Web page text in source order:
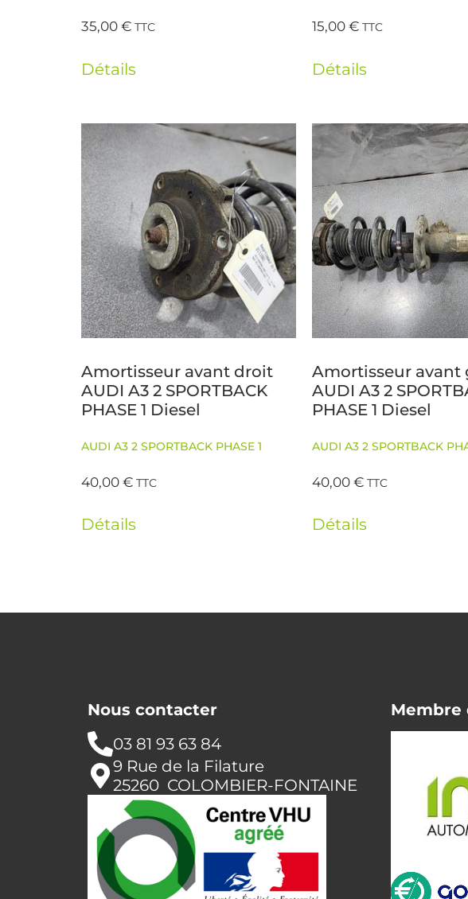
35,00€ TTC
Détails
15,00€ TTC
Détails
Amortisseur avant droit
AUDI A3 2 SPORTBACK
PHASE 1 Diesel
AUDI A3 2 SPORTBACK PHASE 1
40,00€ TTC
Détails
Amortisseur avant
AUDI A3 2
PHASE 1 Diesel
AUDI A3 2 SPORTBACK
40,00€ TTC
Détails
Nous contacter
03 81 93 63 84
9 Rue de la Filature
25260 COLOMBIER-FONTAINE
Membre